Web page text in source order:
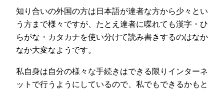
知り合いの外国の方は日本語が達者な方から少々とい
う方まで様々ですが、たとえ達者に喋れても漢字・ひ
らがな・カタカナを使い分けて読み書きするのはなか
なか大変なようです。
私自身は自分の様々な手続きはできる限りインターネ
ットで行うようにしているので、私でもできるかもと